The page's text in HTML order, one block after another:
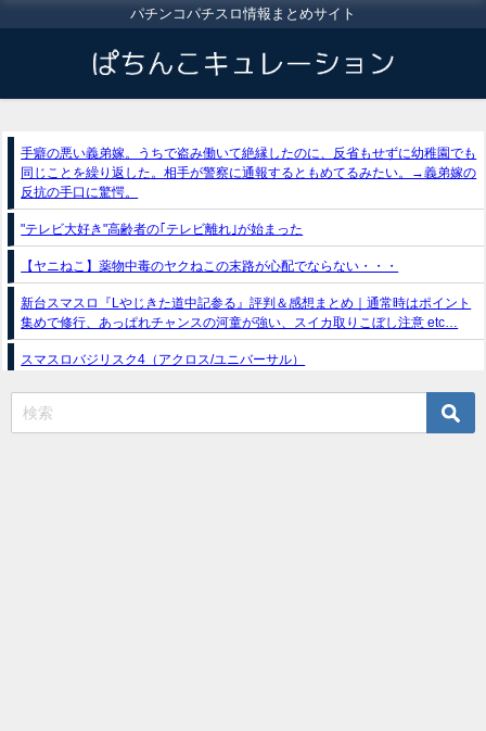
パチンコパチスロ情報まとめサイト
手癖の悪い義弟嫁。うちで盗み働いて絶縁したのに、反省もせずに幼稚園でも
同じことを繰り返した。相手が警察に通報するともめてるみたい。→義弟嫁の
反抗の手口に驚愕。
"テレビ大好き"高齢者の｢テレビ離れ｣が始まった
【ヤニねこ】薬物中毒のヤクねこの末路が心配でならない・・・
新台スマスロ『Lやじきた道中記参る』評判＆感想まとめ｜通常時はポイント
集めで修行、あっぱれチャンスの河童が強い、スイカ取りこぼし注意 etc…
スマスロバジリスク4（アクロス/ユニバーサル）
e獣王-獅子の一撃-｜スペック・攻略情報
新台パチンコ『e魔女と野獣』公式PV動画｜LT直行型399帯、運命分岐から上